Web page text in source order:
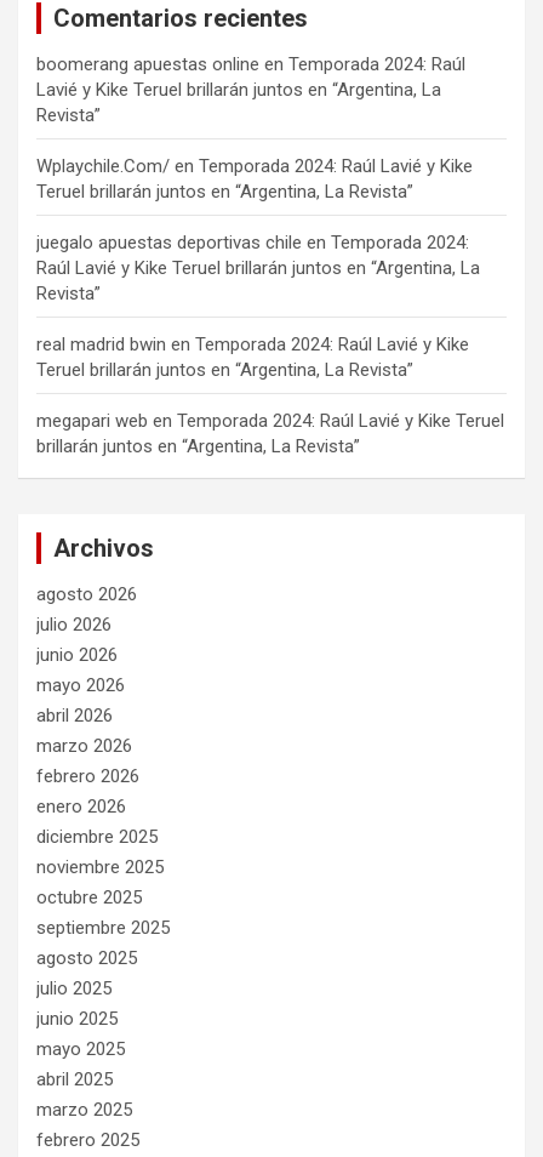
Comentarios recientes
boomerang apuestas online en Temporada 2024: Raúl
Lavié y Kike Teruel brillarán juntos en “Argentina, La
Revista”
Wplaychile.Com/ en Temporada 2024: Raúl Lavié y Kike
Teruel brillarán juntos en “Argentina, La Revista”
juegalo apuestas deportivas chile en Temporada 2024:
Raúl Lavié y Kike Teruel brillarán juntos en “Argentina, La
Revista”
real madrid bwin en Temporada 2024: Raúl Lavié y Kike
Teruel brillarán juntos en “Argentina, La Revista”
megapari web en Temporada 2024: Raúl Lavié y Kike Teruel
brillarán juntos en “Argentina, La Revista”
Archivos
agosto 2026
julio 2026
junio 2026
mayo 2026
abril 2026
marzo 2026
febrero 2026
enero 2026
diciembre 2025
noviembre 2025
octubre 2025
septiembre 2025
agosto 2025
julio 2025
junio 2025
mayo 2025
abril 2025
marzo 2025
febrero 2025